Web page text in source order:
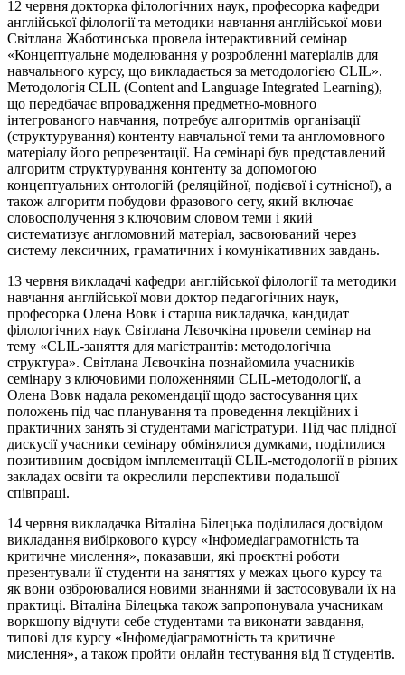
12 червня докторка філологічних наук, професорка кафедри
англійської філології та методики навчання англійської мови
Світлана Жаботинська провела інтерактивний семінар
«Концептуальне моделювання у розробленні матеріалів для
навчального курсу, що викладається за методологією CLIL».
Методологія CLIL (Content and Language Integrated Learning),
що передбачає впровадження предметно-мовного
інтегрованого навчання, потребує алгоритмів організації
(структурування) контенту навчальної теми та англомовного
матеріалу його репрезентації. На семінарі був представлений
алгоритм структурування контенту за допомогою
концептуальних онтологій (реляційної, подієвоїі сутнісної), а
також алгоритм побудови фразового сету, який включає
словосполучення з ключовим словом теми і який
систематизує англомовний матеріал, засвоюваний через
систему лексичних, граматичних і комунікативних завдань.
13 червня викладачі кафедри англійської філології та методики
навчання англійської мови доктор педагогічних наук,
професорка Олена Вовк і старша викладачка, кандидат
філологічних наук Світлана Лєвочкіна провели семінар на
тему «CLIL-заняття для магістрантів: методологічна
структура». Світлана Лєвочкіна познайомила учасників
семінару з ключовими положеннями CLIL-методології, а
Олена Вовк надала рекомендації щодо застосування цих
положень під час планування та проведення лекційних і
практичних занять зі студентами магістратури. Під час плідної
дискусії учасники семінару обмінялися думками, поділилися
позитивним досвідом імплементації CLIL-методології в різних
закладах освіти та окреслили перспективи подальшої
співпраці.
14 червня викладачка Віталіна Білецька поділилася досвідом
викладання вибіркового курсу «Інфомедіаграмотність та
критичне мислення», показавши, які проєктні роботи
презентували її студенти на заняттях у межах цього курсу та
як вони озброювалися новими знаннями й застосовували їх на
практиці. Віталіна Білецька також запропонувала учасникам
воркшопу відчути себе студентами та виконати завдання,
типові для курсу «Інфомедіаграмотність та критичне
мислення», а також пройти онлайн тестування від її студентів.